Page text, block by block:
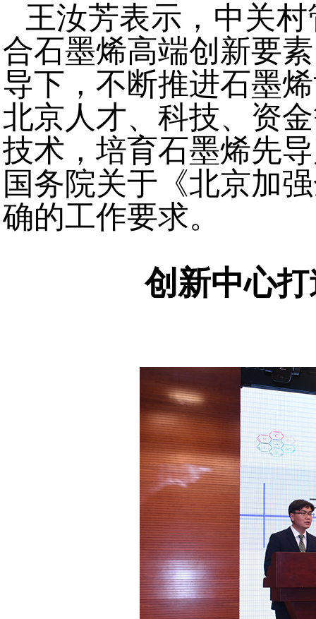
王汝芳表示，中关
合石墨烯高端创新要
导下，不断推进石墨
北京人才、科技、资
技术，培育石墨烯先
国务院关于《北京加
确的工作要求。
创新中心打